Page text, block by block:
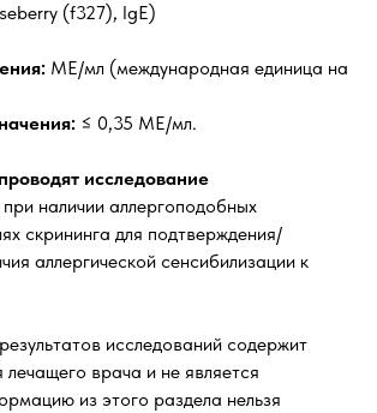
(f327), IgE)
МЕ/мл (международная единица на
≤ 0,35 МЕ/мл.
исследование
при наличии аллергоподобных
скрининга для подтверждения/
аллергической сенсибилизации к
исследований содержит
врача и не является
из этого раздела нельзя